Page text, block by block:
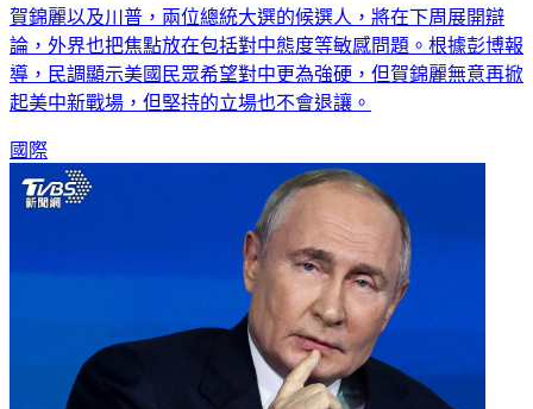
賀錦麗以及川普，兩位總統大選的候選人，將在下周展開辯
論，外界也把焦點放在包括對中態度等敏感問題。根據彭博報
導，民調顯示美國民眾希望對中更為強硬，但賀錦麗無意再掀
起美中新戰場，但堅持的立場也不會退讓。
國際